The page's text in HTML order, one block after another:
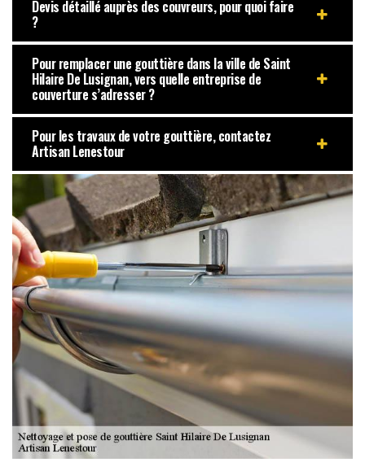
Devis détaillé auprès des couvreurs, pour quoi faire
?
Pour remplacer une gouttière dans la ville de Saint
Hilaire De Lusignan, vers quelle entreprise de
couverture s’adresser ?
Pour les travaux de votre gouttière, contactez
Artisan Lenestour